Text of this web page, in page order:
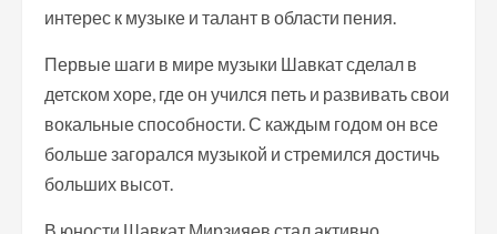
интерес к музыке и талант в области пения.
Первые шаги в мире музыки Шавкат сделал в
детском хоре, где он учился петь и развивать свои
вокальные способности. С каждым годом он все
больше загорался музыкой и стремился достичь
больших высот.